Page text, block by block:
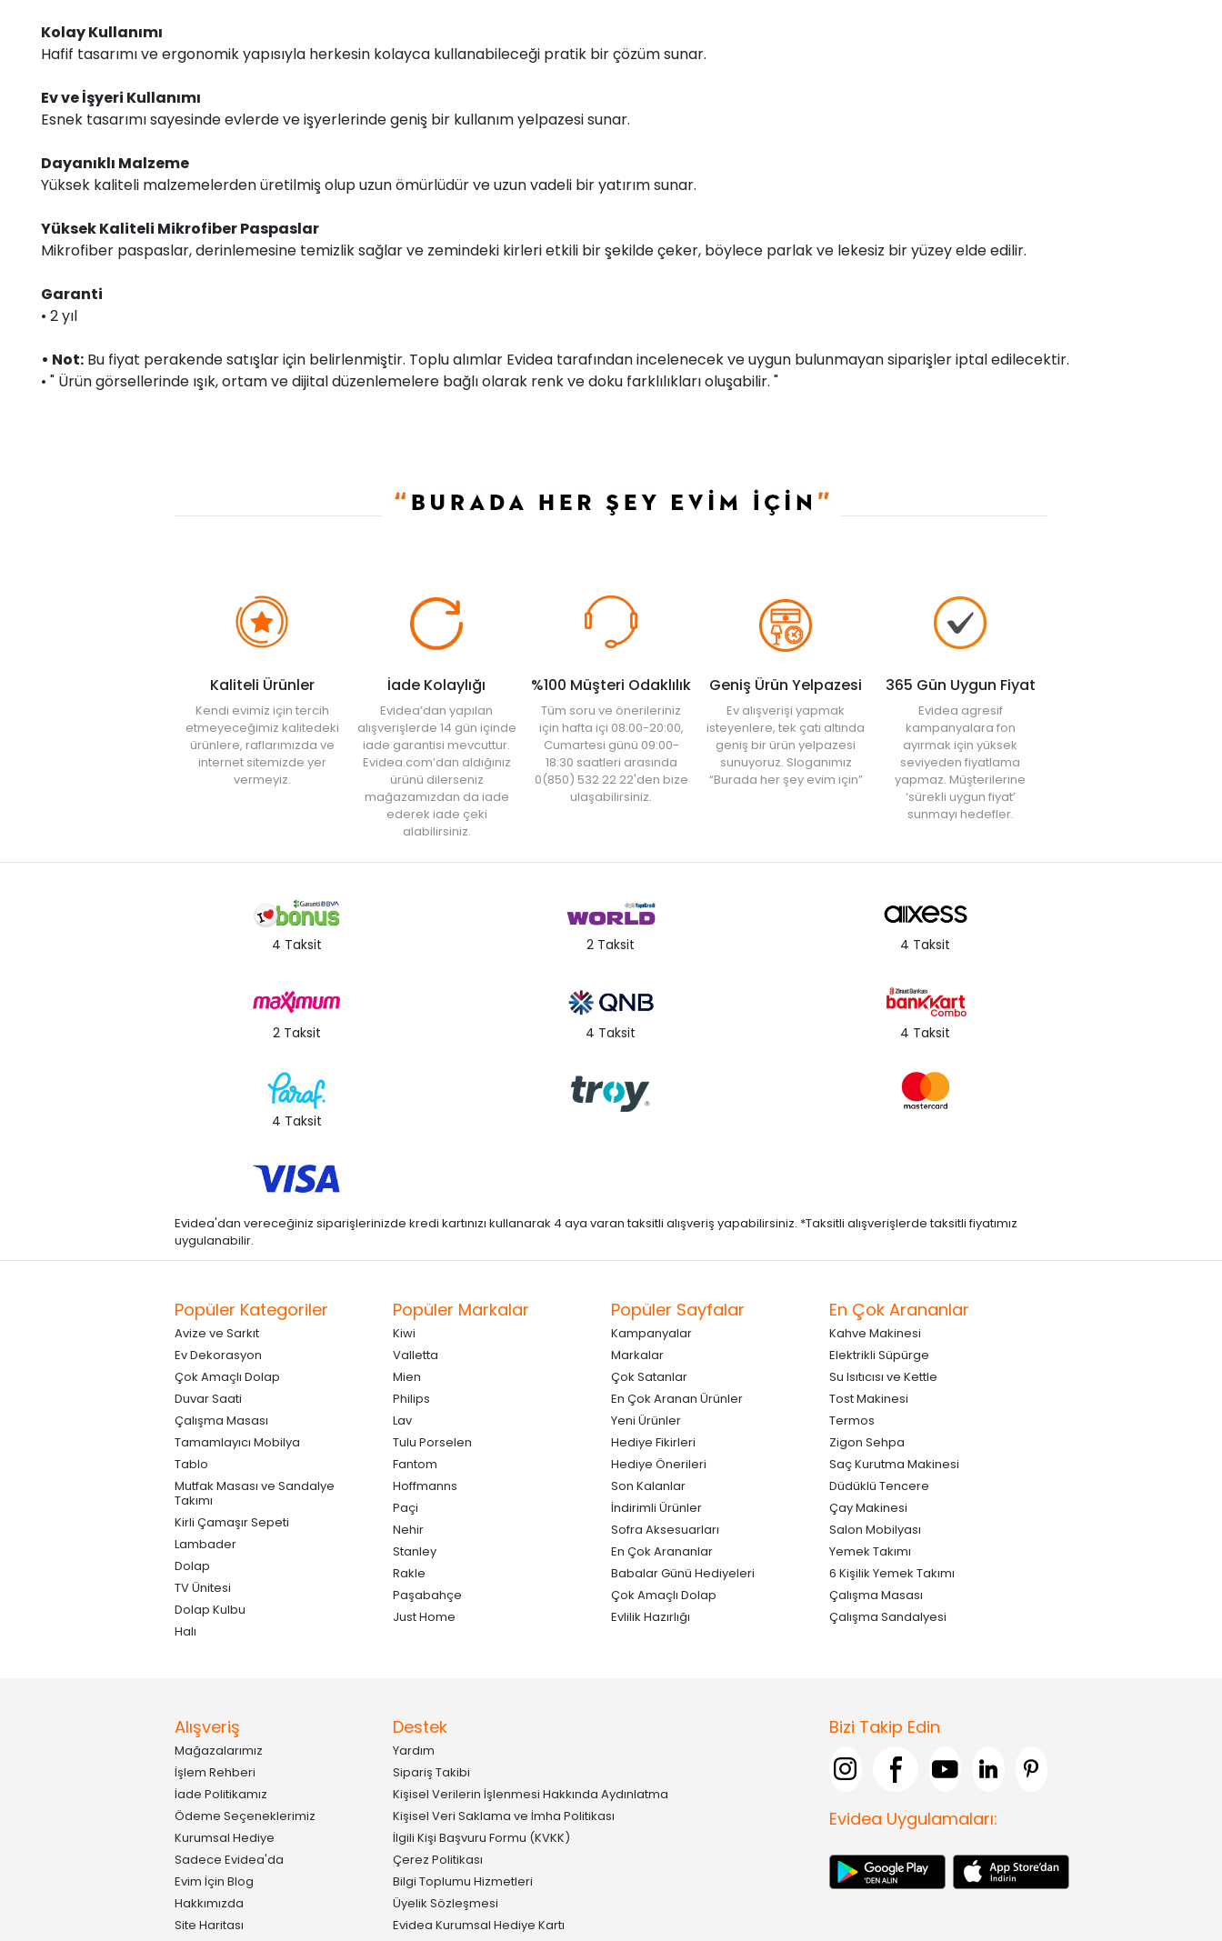
Kolay Kullanımı
Hafif tasarımı ve ergonomik yapısıyla herkesin kolayca kullanabileceği pratik bir çözüm sunar.
Ev ve İşyeri Kullanımı
Esnek tasarımı sayesinde evlerde ve işyerlerinde geniş bir kullanım yelpazesi sunar.
Dayanıklı Malzeme
Yüksek kaliteli malzemelerden üretilmiş olup uzun ömürlüdür ve uzun vadeli bir yatırım sunar.
Yüksek Kaliteli Mikrofiber Paspaslar
Mikrofiber paspaslar, derinlemesine temizlik sağlar ve zemindeki kirleri etkili bir şekilde çeker, böylece parlak ve lekesiz bir yüzey elde edilir.
Garanti
• 2 yıl
• Not: Bu fiyat perakende satışlar için belirlenmiştir. Toplu alımlar Evidea tarafından incelenecek ve uygun bulunmayan siparişler iptal edilecektir.
• " Ürün görsellerinde ışık, ortam ve dijital düzenlemelere bağlı olarak renk ve doku farklılıkları oluşabilir. "
Kaliteli Ürünler
Kendi evimiz için tercih
etmeyeceğimiz kalitedeki
ürünlere, raflarımızda ve
internet sitemizde yer
vermeyiz.
İade Kolaylığı
Evidea’dan yapılan
alışverişlerde 14 gün içinde
iade garantisi mevcuttur.
Evidea.com’dan aldığınız
ürünü dilerseniz
mağazamızdan da iade
ederek iade çeki
alabilirsiniz.
%100 Müşteri Odaklılık
Tüm soru ve önerileriniz
için hafta içi 08:00-20:00,
Cumartesi günü 09:00-
18:30 saatleri arasında
0(850) 532 22 22'den bize
ulaşabilirsiniz.
Geniş Ürün Yelpazesi
Ev alışverişi yapmak
isteyenlere, tek çatı altında
geniş bir ürün yelpazesi
sunuyoruz. Sloganımız
“Burada her şey evim için”
365 Gün Uygun Fiyat
Evidea agresif
kampanyalara fon
ayırmak için yüksek
seviyeden fiyatlama
yapmaz. Müşterilerine
‘sürekli uygun fiyat’
sunmayı hedefler.
4 Taksit 2 Taksit 4 Taksit
2 Taksit 4 Taksit 4 Taksit
4 Taksit
Evidea'dan vereceğiniz siparişlerinizde kredi kartınızı kullanarak 4 aya varan taksitli alışveriş yapabilirsiniz. *Taksitli alışverişlerde taksitli fiyatımız
uygulanabilir.
Popüler Kategoriler
Avize ve Sarkıt
Ev Dekorasyon
Çok Amaçlı Dolap
Duvar Saati
Çalışma Masası
Tamamlayıcı Mobilya
Tablo
Mutfak Masası ve Sandalye
Takımı
Kirli Çamaşır Sepeti
Lambader
Dolap
TV Ünitesi
Dolap Kulbu
Halı
Popüler Markalar
Kiwi
Valletta
Mien
Philips
Lav
Tulu Porselen
Fantom
Hoffmanns
Paçi
Nehir
Stanley
Rakle
Paşabahçe
Just Home
Popüler Sayfalar
Kampanyalar
Markalar
Çok Satanlar
En Çok Aranan Ürünler
Yeni Ürünler
Hediye Fikirleri
Hediye Önerileri
Son Kalanlar
İndirimli Ürünler
Sofra Aksesuarları
En Çok Arananlar
Babalar Günü Hediyeleri
Çok Amaçlı Dolap
Evlilik Hazırlığı
En Çok Arananlar
Kahve Makinesi
Elektrikli Süpürge
Su Isıtıcısı ve Kettle
Tost Makinesi
Termos
Zigon Sehpa
Saç Kurutma Makinesi
Düdüklü Tencere
Çay Makinesi
Salon Mobilyası
Yemek Takımı
6 Kişilik Yemek Takımı
Çalışma Masası
Çalışma Sandalyesi
Alışveriş
Mağazalarımız
İşlem Rehberi
İade Politikamız
Ödeme Seçeneklerimiz
Kurumsal Hediye
Sadece Evidea'da
Evim İçin Blog
Hakkımızda
Site Haritası
Destek
Yardım
Sipariş Takibi
Kişisel Verilerin İşlenmesi Hakkında Aydınlatma
Kişisel Veri Saklama ve İmha Politikası
İlgili Kişi Başvuru Formu (KVKK)
Çerez Politikası
Bilgi Toplumu Hizmetleri
Üyelik Sözleşmesi
Evidea Kurumsal Hediye Kartı
Bizi Takip Edin
Evidea Uygulamaları: